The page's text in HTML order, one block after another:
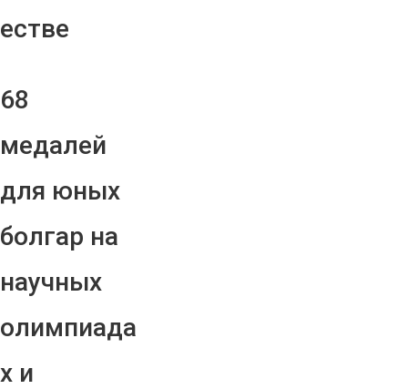
естве
68
медалей
для юных
болгар на
научных
олимпиада
х и